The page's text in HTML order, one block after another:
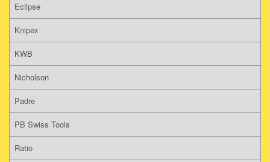
Eclipse
Knipex
KWB
Nicholson
Padre
PB Swiss Tools
Ratio